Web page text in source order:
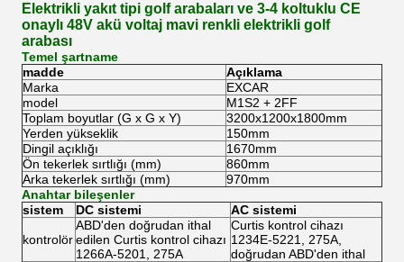
Elektrikli yakıt tipi golf arabaları ve 3-4 koltuklu CE
onaylı 48V akü voltaj mavi renkli elektrikli golf
arabası
Temel şartname
madde
Açıklama
Marka
EXCAR
model
M1S2 + 2FF
Toplam boyutlar (G x G x Y)
3200x1200x1800mm
Yerden yükseklik
150mm
Dingil açıklığı
1670mm
Ön tekerlek sırtlığı (mm)
860mm
Arka tekerlek sırtlığı (mm)
970mm
Anahtar bileşenler
sistem
DC sistemi AC sistemi
kontrolör
ABD'den doğrudan ithal
edilen Curtis kontrol cihazı
1266A-5201, 275A
Curtis kontrol cihazı
1234E-5221, 275A,
doğrudan ABD'den ithal